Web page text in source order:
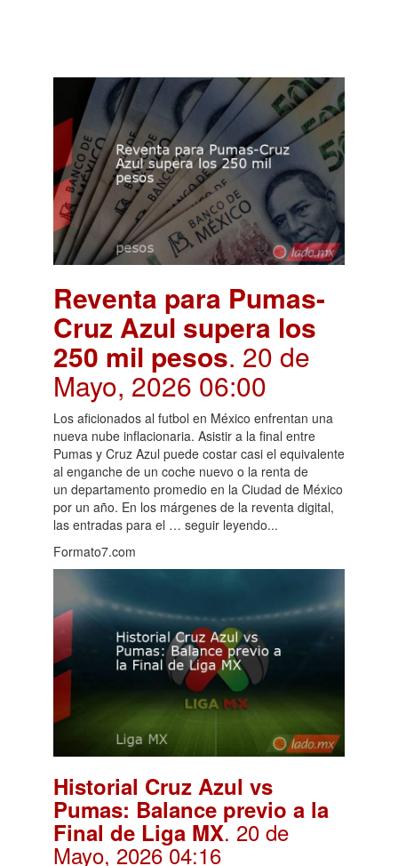
Reventa para Pumas-
Cruz Azul supera los
250 mil pesos. 20 de
Mayo, 2026 06:00
Los aficionados al futbol en México enfrentan una
nueva nube inflacionaria. Asistir a la final entre
Pumas y Cruz Azul puede costar casi el equivalente
al enganche de un coche nuevo o la renta de
un departamento promedio en la Ciudad de México
por un año. En los márgenes de la reventa digital,
las entradas para el … seguir leyendo...
Formato7.com
Historial Cruz Azul vs
Pumas: Balance previo a la
Final de Liga MX. 20 de
Mayo, 2026 04:16